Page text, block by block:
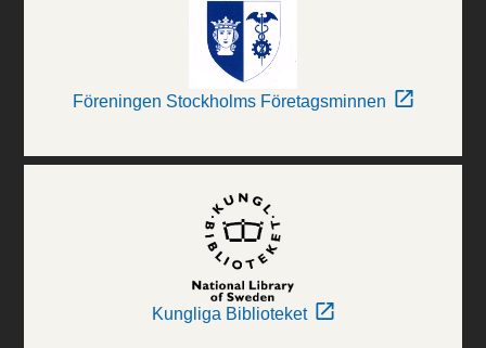
Föreningen Stockholms Företagsminnen
Kungliga Biblioteket